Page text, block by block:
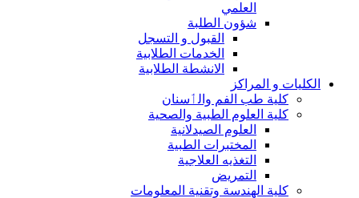
العلمي
شؤون الطلبة
القبول و التسجل
الخدمات الطلابية
الانشطة الطلابية
الكليات و المراكز
كلية طب الفم والٲسنان
كلية العلوم الطبية والصحية
العلوم الصيدلانية
المختبرات الطبية
التغذيه العلاجية
التمريض
كلية الهندسة وتقنية المعلومات